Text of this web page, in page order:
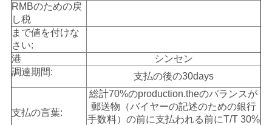
RMBのための戻
し税
まで値を付けな
さい:
港
シンセン
調達期間:
支払の後の30days
支払の言葉:
総計70%のproduction.theのバランスが
郵送物（バイヤーの記述のための銀行
手数料）の前に支払われる前にT/T 30%